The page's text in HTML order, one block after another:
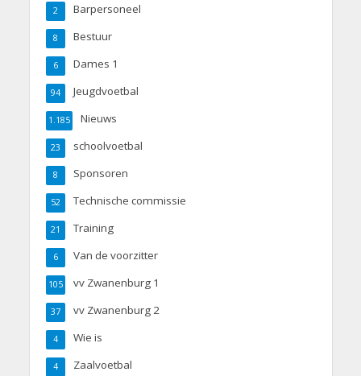
Barpersoneel
2
Bestuur
8
Dames 1
6
Jeugdvoetbal
94
Nieuws
1.185
schoolvoetbal
23
Sponsoren
8
Technische commissie
52
Training
21
Van de voorzitter
6
vv Zwanenburg 1
105
vv Zwanenburg 2
37
Wie is
4
Zaalvoetbal
4